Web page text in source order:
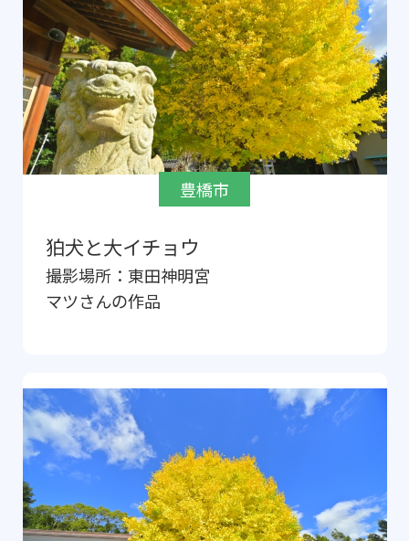
豊橋市
狛犬と大イチョウ
撮影場所： 東田神明宮
マツさんの作品